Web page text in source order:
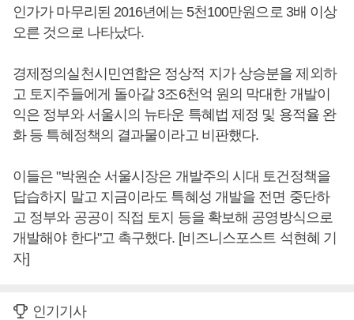
인가가 마무리된 2016년에는 5천100만원으로 3배 이상
오른 것으로 나타났다.
경제정의실천시민연합은 정상적 지가 상승분을 제외하
고 토지주들에게 돌아갈 3조6천억 원의 막대한 개발이
익은 정부와 서울시의 뉴타운 특혜법 제정 및 용적율 완
화 등 특혜정책의 결과물이라고 비판했다.
이들은 "박원순 서울시장은 개발주의 시대 토건정책을
답습하지 말고 지금이라도 특혜성 개발을 전면 중단하
고 정부와 공공이 직접 토지 등을 확보해 공영방식으로
개발해야 한다"고 촉구했다. [비즈니스포스트 석현혜 기
자]
인기기사